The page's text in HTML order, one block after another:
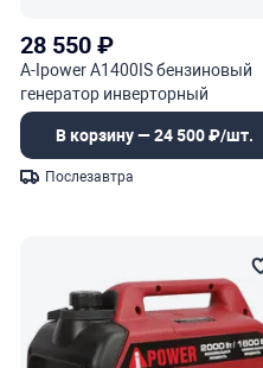
28 550 ₽
A-Ipower A1400IS бензиновый
генератор инверторный
В корзину — 24 500 ₽/шт.
Послезавтра